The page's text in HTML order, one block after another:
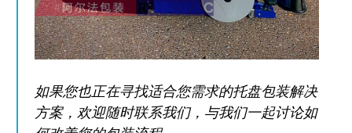
如果您也正在寻找适合您需求的托盘包装解决
方案，欢迎随时联系我们，与我们一起讨论如